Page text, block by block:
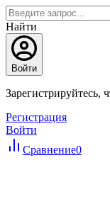
Найти
Войти
Зарегистрируйтесь,
Регистрация
Войти
Сравнение0